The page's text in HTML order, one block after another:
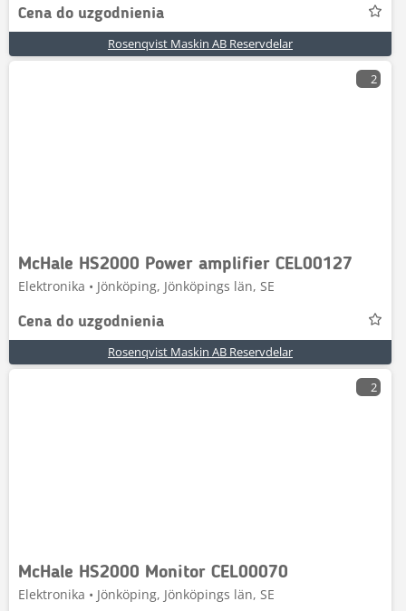
Cena do uzgodnienia
Rosenqvist Maskin AB Reservdelar
2
McHale HS2000 Power amplifier CEL00127
Elektronika • Jönköping, Jönköpings län, SE
Cena do uzgodnienia
Rosenqvist Maskin AB Reservdelar
2
McHale HS2000 Monitor CEL00070
Elektronika • Jönköping, Jönköpings län, SE